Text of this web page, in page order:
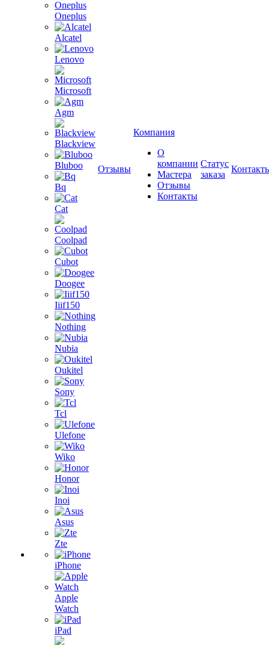
Oneplus
Alcatel
Lenovo
Microsoft
Agm
Blackview
Bluboo
Bq
Cat
Coolpad
Cubot
Doogee
Iiif150
Nothing
Nubia
Oukitel
Sony
Tcl
Ulefone
Wiko
Honor
Inoi
Asus
Zte
iPhone
Apple
Watch
iPad
Отзывы
Компания
О
компании
Мастера
Отзывы
Контакты
Статус
заказа